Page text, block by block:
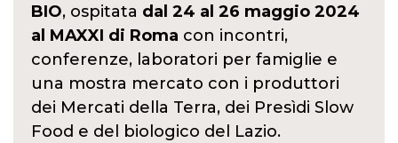
BIO, ospitata dal 24 al 26 maggio 2024
al MAXXI di Roma con incontri,
conferenze, laboratori per famiglie e
una mostra mercato con i produttori
dei Mercati della Terra, dei Presìdi Slow
Food e del biologico del Lazio.